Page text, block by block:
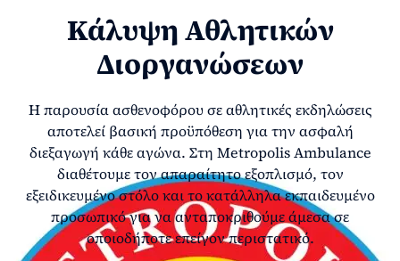
Κάλυψη Αθλητικών
Διοργανώσεων
Η παρουσία ασθενοφόρου σε αθλητικές εκδηλώσεις
αποτελεί βασική προϋπόθεση για την ασφαλή
διεξαγωγή κάθε αγώνα. Στη Metropolis Ambulance
διαθέτουμε τον απαραίτητο εξοπλισμό, τον
εξειδικευμένο στόλο και το κατάλληλα εκπαιδευμένο
προσωπικό για να ανταποκριθούμε άμεσα σε
οποιοδήποτε επείγον περιστατικό.